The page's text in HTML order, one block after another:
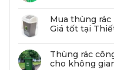
Mua thùng
Giá tốt tại
Thùng rác
cho không